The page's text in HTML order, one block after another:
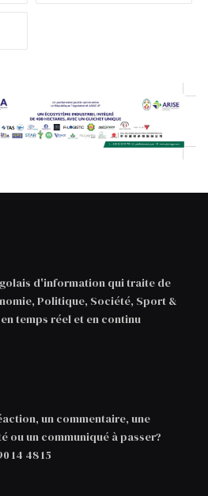
d'information qui traite de
Politique, Société, Sport &
temps réel et en continu
un commentaire, une
ou un communiqué à passer?
14 48 15